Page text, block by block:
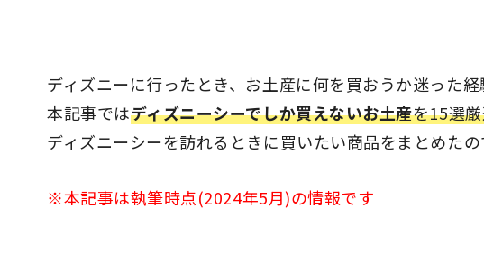
ディズニーに行ったとき、お土産に何を買おうか迷った経
本記事ではディズニーシーでしか買えないお土産を15選
ディズニーシーを訪れるときに買いたい商品をまとめた
※本記事は執筆時点(2024年5月)の情報です